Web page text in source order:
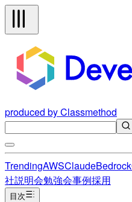
produced by Classmethod
TrendingAWSClaudeBedrock
社説明会勉強会事例採用
目次